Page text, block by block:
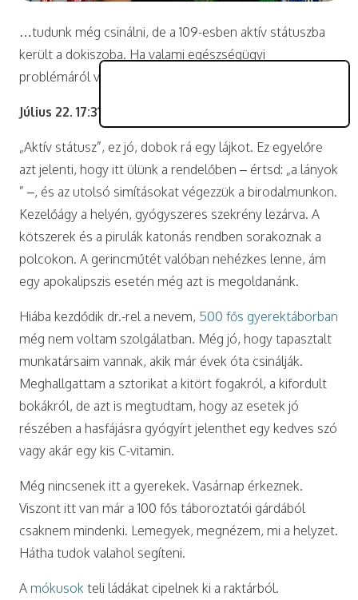
…tudunk még csinálni, de a 109-esben aktív státuszba
került a dokiszoba. Ha valami egészségügyi
problémáról van szó, keressétek a lányokat!
Július 22. 17:31:39
„Aktív státusz”, ez jó, dobok rá egy lájkot. Ez egyelőre
azt jelenti, hogy itt ülünk a rendelőben – értsd: „a lányok
” –, és az utolsó simításokat végezzük a birodalmunkon.
Kezelőágy a helyén, gyógyszeres szekrény lezárva. A
kötszerek és a pirulák katonás rendben sorakoznak a
polcokon. A gerincműtét valóban nehézkes lenne, ám
egy apokalipszis esetén még azt is megoldanánk.
Hiába kezdődik dr.-rel a nevem, 500 fős gyerektáborban
még nem voltam szolgálatban. Még jó, hogy tapasztalt
munkatársaim vannak, akik már évek óta csinálják.
Meghallgattam a sztorikat a kitört fogakról, a kifordult
bokákról, de azt is megtudtam, hogy az esetek jó
részében a hasfájásra gyógyírt jelenthet egy kedves szó
vagy akár egy kis C-vitamin.
Még nincsenek itt a gyerekek. Vasárnap érkeznek.
Viszont itt van már a 100 fős táboroztatói gárdából
csaknem mindenki. Lemegyek, megnézem, mi a helyzet.
Hátha tudok valahol segíteni.
A mókusok teli ládákat cipelnek ki a raktárból.